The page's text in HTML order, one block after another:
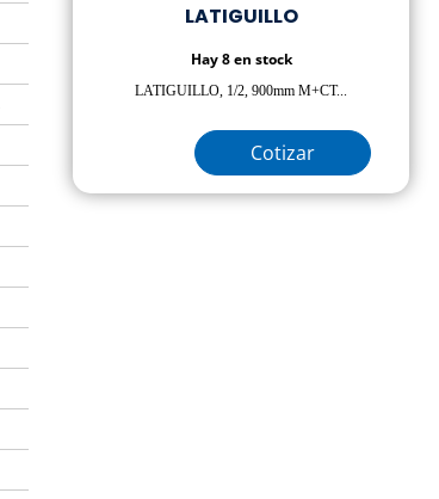
LATIGUILLO
Hay 8 en stock
LATIGUILLO, 1/2, 900mm M+CT...
Cotizar